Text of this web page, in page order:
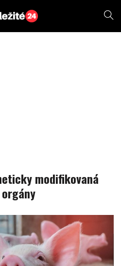
modifikovaná